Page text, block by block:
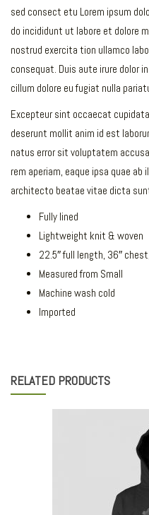
sed consect etu Lorem ipsum
do incididunt ut labore et dolore
nostrud exercita tion ullamco
consequat. Duis aute irure dolor
cillum dolore eu fugiat nulla
Excepteur sint occaecat
deserunt mollit anim id est
natus error sit voluptatem
rem aperiam, eaque ipsa quae
architecto beatae vitae dicta
Fully lined
Lightweight knit & woven
22.5″ full length, 36″
Measured from Small
Machine wash cold
Imported
RELATED PRODUCTS